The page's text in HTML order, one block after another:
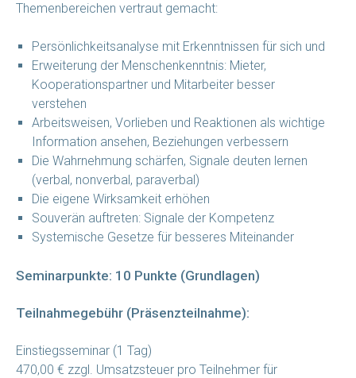
Themenbereichen vertraut gemacht:
Persönlichkeitsanalyse mit Erkenntnissen für sich und
Erweiterung der Menschenkenntnis: Mieter,
Kooperationspartner und Mitarbeiter besser
verstehen
Arbeitsweisen, Vorlieben und Reaktionen als wichtige
Information ansehen, Beziehungen verbessern
Die Wahrnehmung schärfen, Signale deuten lernen
(verbal, nonverbal, paraverbal)
Die eigene Wirksamkeit erhöhen
Souverän auftreten: Signale der Kompetenz
Systemische Gesetze für besseres Miteinander
Seminarpunkte: 10 Punkte (Grundlagen)
Teilnahmegebühr (Präsenzteilnahme):
Einstiegsseminar (1 Tag)
470,00 € zzgl. Umsatzsteuer pro Teilnehmer für